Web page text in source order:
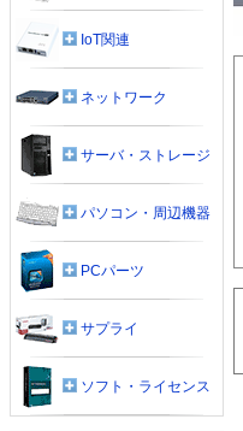
IoT関連
ネットワーク
サーバ・ストレージ
パソコン・周辺機器
PCパーツ
サプライ
ソフト・ライセンス